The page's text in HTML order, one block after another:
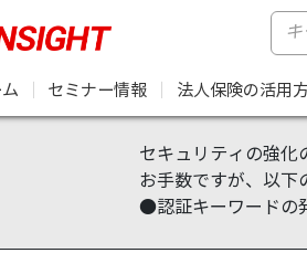
セミナー情報 法人保険の活用
セキュリティの強化
お手数ですが、以下
●認証キーワードの